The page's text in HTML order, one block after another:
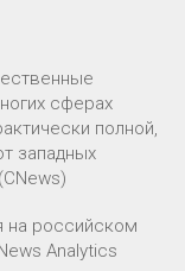
сферах
полной,
западных
на российском
Analytics